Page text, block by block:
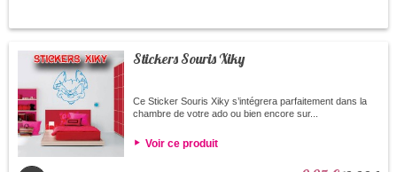
Stickers Souris Xiky
Ce Sticker Souris Xiky s’intégrera parfaitement dans la
chambre de votre ado ou bien encore sur...
Voir ce produit